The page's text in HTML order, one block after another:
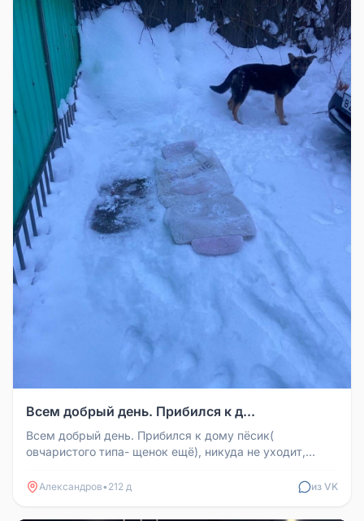
Всем добрый день. Прибился к д...
Всем добрый день. Прибился к дому пёсик(
овчаристого типа- щенок ещё), никуда не уходит,
Александров• 212 д из VK